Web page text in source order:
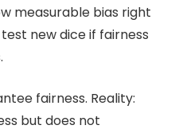
measurable bias right
new dice if fairness
fairness. Reality:
but does not